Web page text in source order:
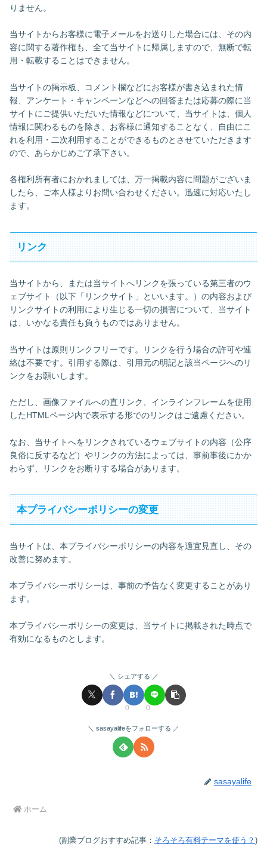
りません。
当サイトからお客様に電子メールをお送りした場合には、その内
容に関する著作権も、全て当サイトに帰属しますので、無断で転
用・転載することはできません。
当サイトの掲示板、コメント欄などにお客様が書き込まれた情
報、アンケート・キャンペーンなどへの回答または応募の際に当
サイトにご提供いただいた情報などについて、当サイトは、個人
情報に関わるものを除き、お客様に通知することなく、自由にこ
れを利用・二次利用することができるものとさせていただきます
ので、あらかじめご了承下さい。
各権利所有者におかれましては、万一掲載内容に問題がございま
したら、ご本人様よりお問い合わせください。迅速に対応いたし
ます。
リンク
当サイトから、または当サイトへリンクを張っている第三者のウ
ェブサイト（以下「リンクサイト」といいます。）の内容および
リンクサイトの利用により生じる一切の損害について、当サイト
は、いかなる責任も負うものではありません。
当サイトは原則リンクフリーです。リンクを行う場合の許可や連
絡は不要です。引用する際は、引用元の明記と該当ページへのリ
ンクをお願いします。
ただし、画像ファイルへの直リンク、インラインフレームを使用
したHTMLページ内で表示する形でのリンクはご遠慮ください。
なお、当サイトへをリンクされているウェブサイトの内容（公序
良俗に反するなど）やリンクの方法によっては、事前事後にかか
わらず、リンクをお断りする場合があります。
本プライバシーポリシーの変更
当サイトは、本プライバシーポリシーの内容を適宜見直し、その
改善に努めます。
本プライバシーポリシーは、事前の予告なく変更することがあり
ます。
本プライバシーポリシーの変更は、当サイトに掲載された時点で
有効になるものとします。
シェアする
0 0
sasayalifeをフォローする
sasayalife
ホーム
(副業ブログおすすめ記事： そろそろ有料テーマを使う？ )